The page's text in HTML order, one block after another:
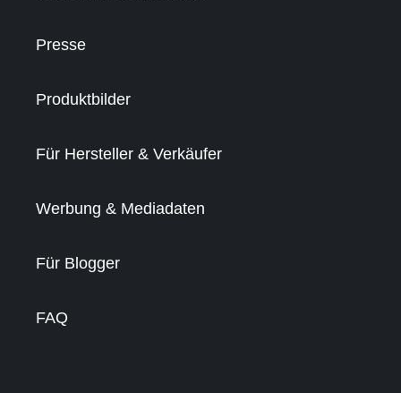
Presse
Produktbilder
Für Hersteller & Verkäufer
Werbung & Mediadaten
Für Blogger
FAQ